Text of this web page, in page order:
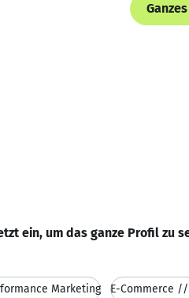
ein, um das ganze Profil zu
Marketing E-Commerce